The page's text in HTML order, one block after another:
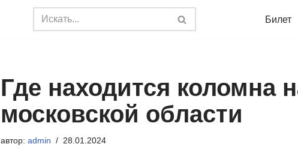
Билет
Где находится коломна
московской области
автор: admin 28.01.2024